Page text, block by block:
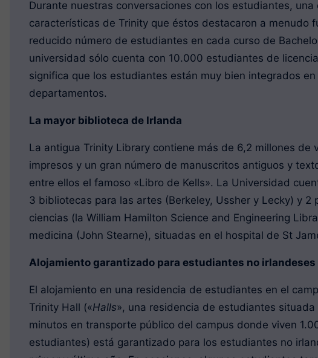
Durante nuestras conversaciones con los estudiantes, una
características de Trinity que éstos destacaron a menudo
reducido número de estudiantes en cada curso de
universidad sólo cuenta con 10.000 estudiantes de
significa que los estudiantes están muy bien integrados en
departamentos.
La mayor biblioteca de Irlanda
La antigua Trinity Library contiene más de 6,2 millones de
impresos y un gran número de manuscritos antiguos y
entre ellos el famoso «Libro de Kells». La Universidad
3 bibliotecas para las artes (Berkeley, Ussher y Lecky) y 2
ciencias (la William Hamilton Science and Engineering
medicina (John Stearne), situadas en el hospital de St
Alojamiento garantizado para estudiantes no irlandeses
El alojamiento en una residencia de estudiantes en el
Trinity Hall («Halls», una residencia de estudiantes situada
minutos en transporte público del campus donde viven
estudiantes) está garantizado para los estudiantes no